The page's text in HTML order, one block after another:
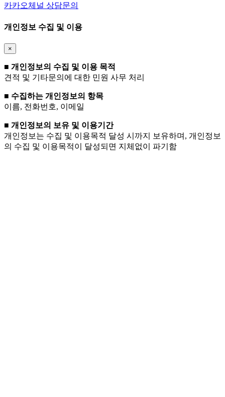
카카오체널 상담문의
개인정보 수집 및 이용
×
■ 개인정보의 수집 및 이용 목적
견적 및 기타문의에 대한 민원 사무 처리
■ 수집하는 개인정보의 항목
이름, 전화번호, 이메일
■ 개인정보의 보유 및 이용기간
개인정보는 수집 및 이용목적 달성 시까지 보유하며, 개인정보
의 수집 및 이용목적이 달성되면 지체없이 파기함